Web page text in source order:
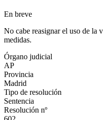
En breve
No cabe reasignar el uso de la
medidas.
Órgano judicial
AP
Provincia
Madrid
Tipo de resolución
Sentencia
Resolución nº